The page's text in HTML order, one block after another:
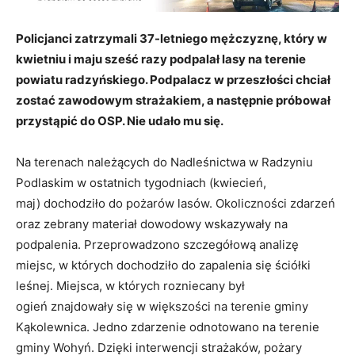
Policjanci zatrzymali 37-letniego mężczyznę, który w
kwietniu i maju sześć razy podpalał lasy na terenie
powiatu radzyńskiego. Podpalacz w przeszłości chciał
zostać zawodowym strażakiem, a następnie próbował
przystąpić do OSP. Nie udało mu się.
Na terenach należących do Nadleśnictwa w Radzyniu
Podlaskim w ostatnich tygodniach (kwiecień,
maj) dochodziło do pożarów lasów. Okoliczności zdarzeń
oraz zebrany materiał dowodowy wskazywały na
podpalenia. Przeprowadzono szczegółową analizę
miejsc, w których dochodziło do zapalenia się ściółki
leśnej. Miejsca, w których rozniecany był
ogień znajdowały się w większości na terenie gminy
Kąkolewnica. Jedno zdarzenie odnotowano na terenie
gminy Wohyń. Dzięki interwencji strażaków, pożary